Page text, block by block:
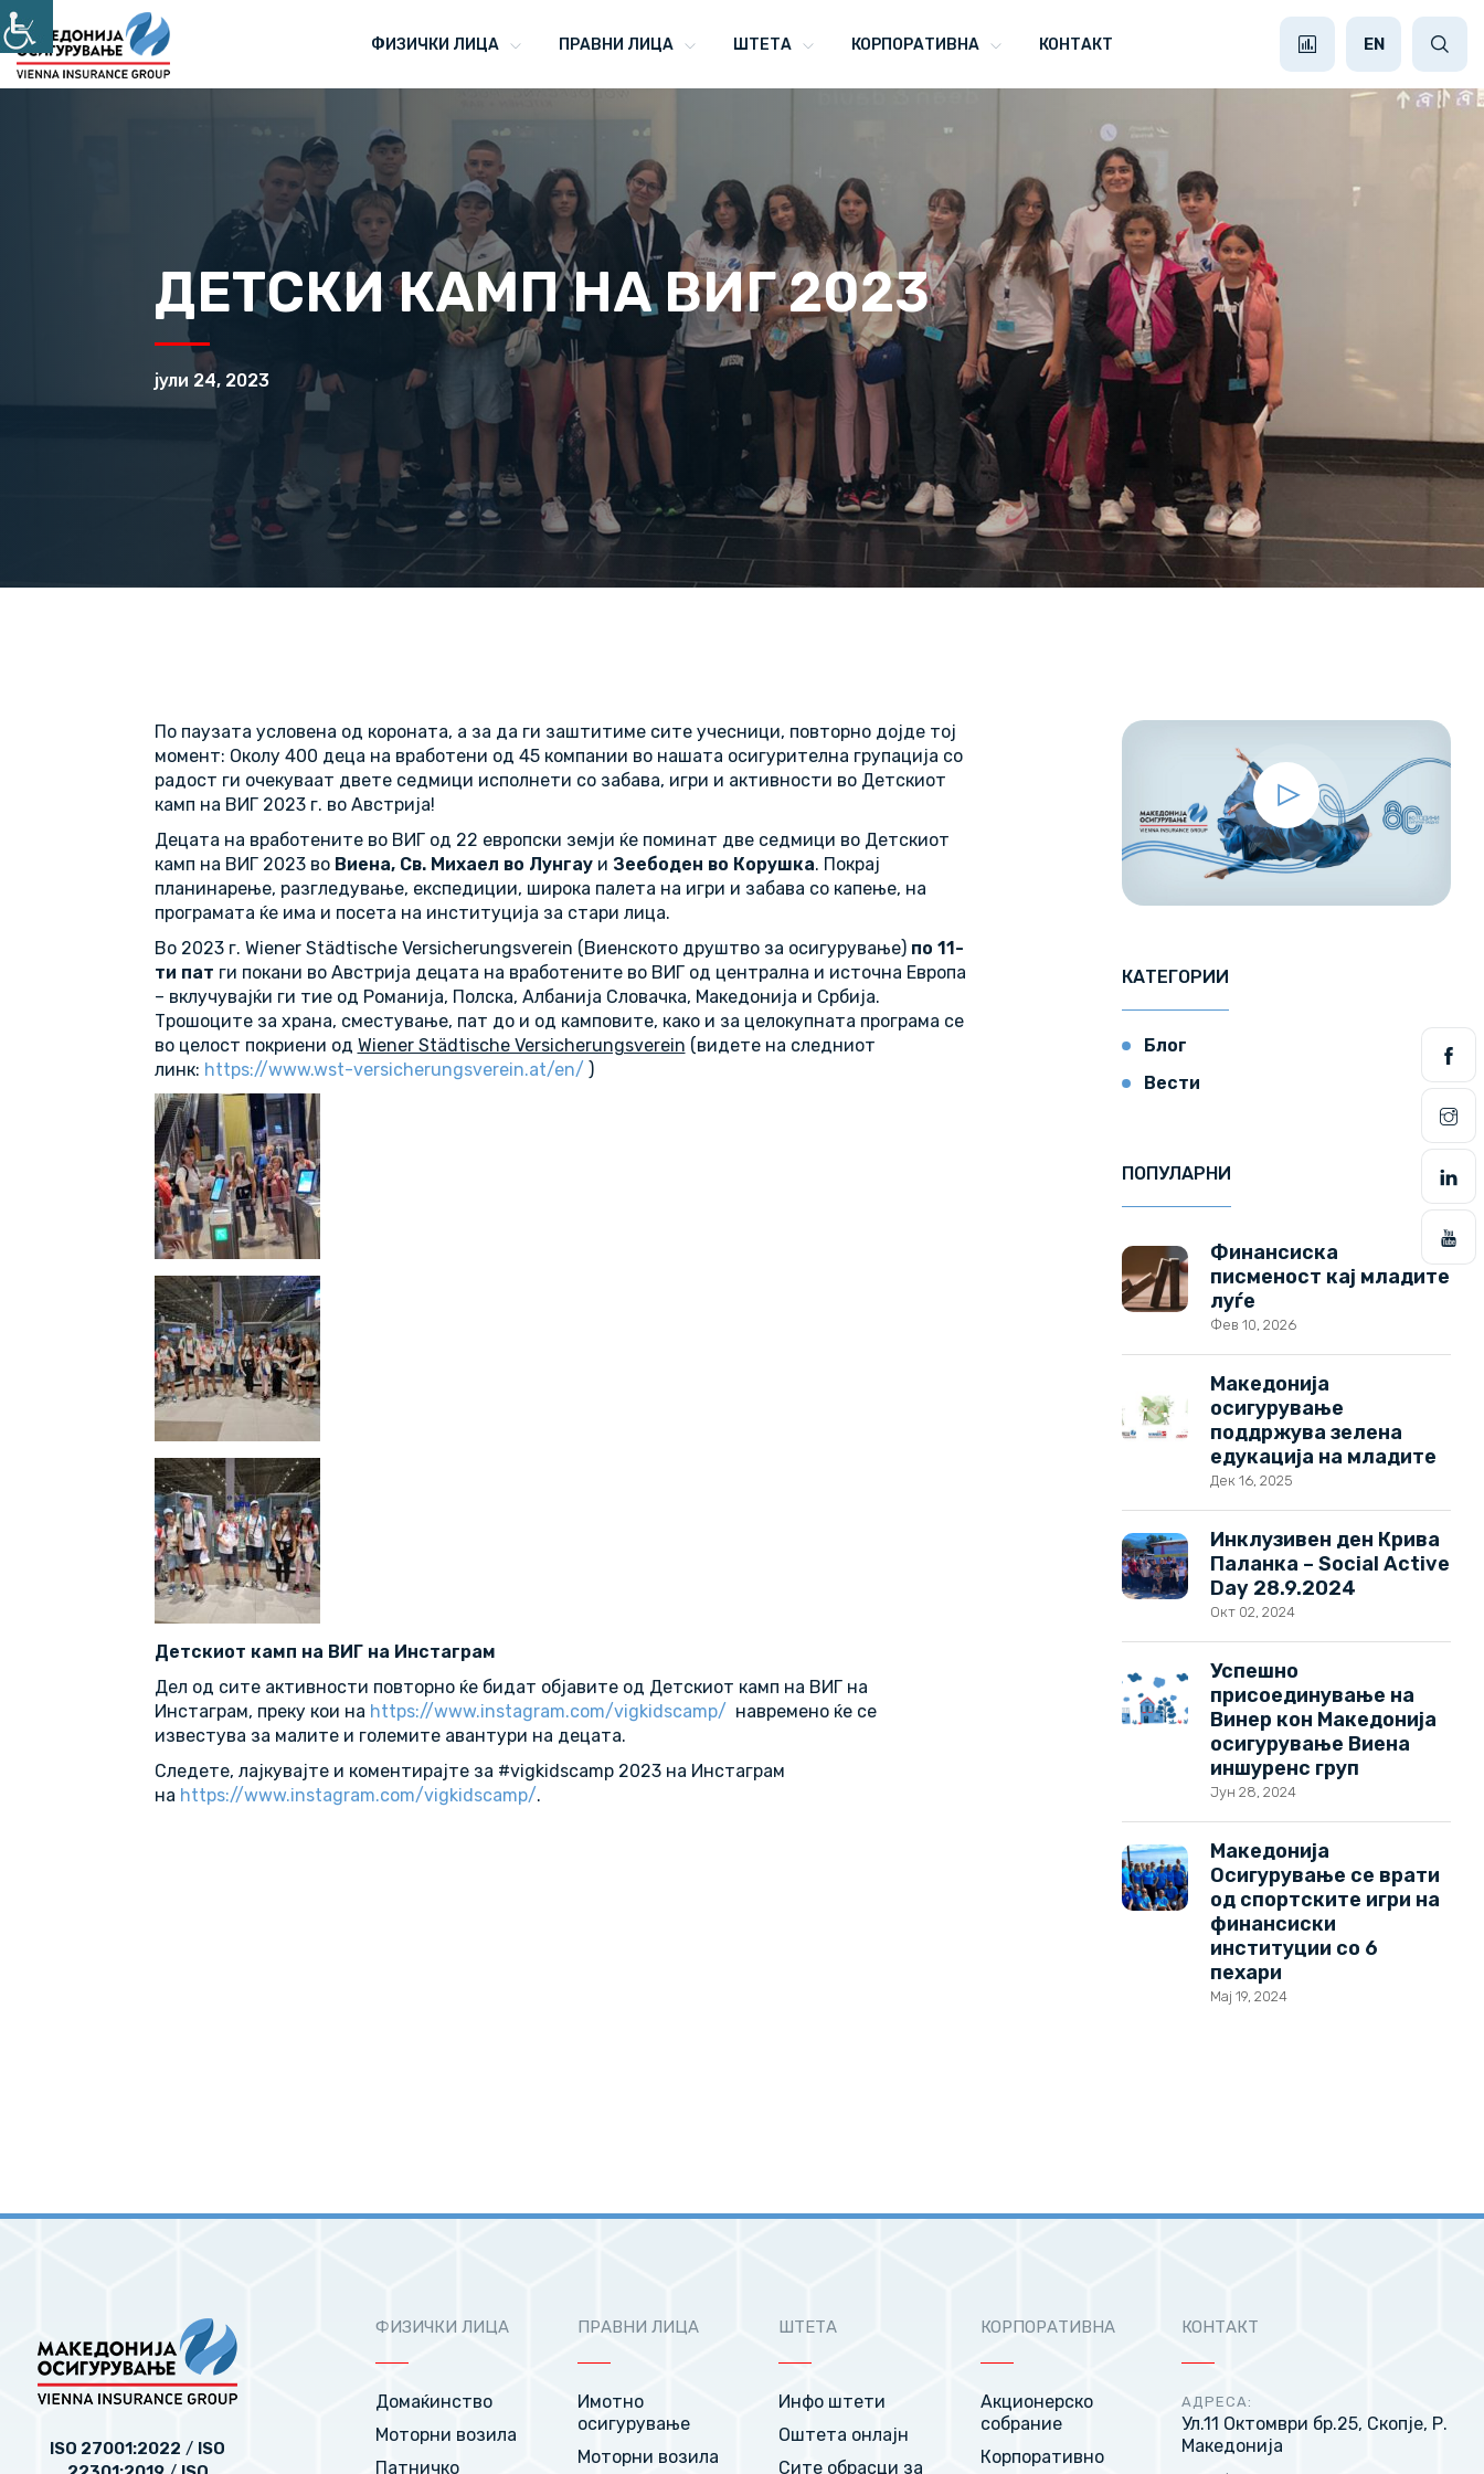
ФИЗИЧКИ ЛИЦА ПРАВНИ ЛИЦА ШТЕТА КОРПОРАТИВНА КОНТАКТ EN
ДЕТСКИ КАМП НА ВИГ 2023
јули 24, 2023
По паузата условена од короната, а за да ги заштитиме сите учесници, повторно дојде тој
момент: Околу 400 деца на вработени од 45 компании во нашата осигурителна групација со
радост ги очекуваат двете седмици исполнети со забава, игри и активности во Детскиот
камп на ВИГ 2023 г. во Австрија!
Децата на вработените во ВИГ од 22 европски земји ќе поминат две седмици во Детскиот
камп на ВИГ 2023 во Виена, Св. Михаел во Лунгауи Зеебоден во Корушка. Покрај
планинарење, разгледување, експедиции, широка палета на игри и забава со капење, на
програмата ќе има и посета на институција за стари лица.
Во 2023 г. Wiener Städtische Versicherungsverein (Виенското друштво за осигурување) по 11-
ти пат ги покани во Австрија децата на вработените во ВИГ од централна и источна Европа
– вклучувајќи ги тие од Романија, Полска, Албанија Словачка, Македонија и Србија.
Трошоците за храна, сместување, пат до и од камповите, како и за целокупната програма се
во целост покриени од Wiener Städtische Versicherungsverein (видете на следниот
линк: https://www.wst-versicherungsverein.at/en/ )
Детскиот камп на ВИГ на Инстаграм
Дел од сите активности повторно ќе бидат објавите од Детскиот камп на ВИГ на
Инстаграм, преку кои на https://www.instagram.com/vigkidscamp/ навремено ќе се
известува за малите и големите авантури на децата.
Следете, лајкувајте и коментирајте за #vigkidscamp 2023 на Инстаграм
на https://www.instagram.com/vigkidscamp/.
КАТЕГОРИИ
Блог
Вести
ПОПУЛАРНИ
Финансиска
писменост кај младите
луѓе
Фев 10, 2026
Македонија
осигурување
поддржува зелена
едукација на младите
Дек 16, 2025
Инклузивен ден Крива
Паланка – Social Active
Day 28.9.2024
Окт 02, 2024
Успешно
присоединување на
Винер кон Македонија
осигурување Виена
иншуренс груп
Јун 28, 2024
Македонија
Осигурување се врати
од спортските игри на
финансиски
институции со 6
пехари
Мај 19, 2024
ISO 27001:2022 / ISO
ФИЗИЧКИ ЛИЦА
Домаќинство
Моторни возила
Патничко
ПРАВНИ ЛИЦА
Имотно
осигурување
Моторни возила
ШТЕТА
Инфо штети
Оштета онлајн
Сите обрасци за
КОРПОРАТИВНА
Акционерско
собрание
Корпоративно
КОНТАКТ
АДРЕСА:
Ул.11 Октомври бр.25, Скопје, Р.
Македонија